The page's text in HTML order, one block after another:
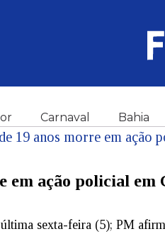
Carnaval Bahia
em ação policial
sexta-feira (5); PM